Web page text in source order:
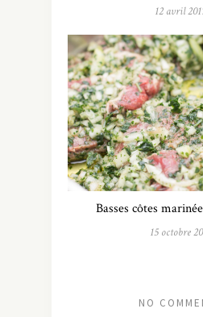
12 avril
Basses côtes
15 octobre
NO